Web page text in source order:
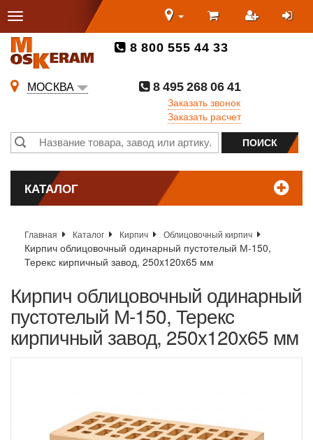
8 800 555 44 33
МОСКВА
8 495 268 06 41
Заказать звонок
Заказать расчет
КАТАЛОГ
Главная Каталог Кирпич Облицовочный кирпич
Кирпич облицовочный одинарный пустотелый М-150,
Терекс кирпичный завод, 250x120x65 мм
Кирпич облицовочный одинарный
пустотелый М-150, Терекс
кирпичный завод, 250x120x65 мм